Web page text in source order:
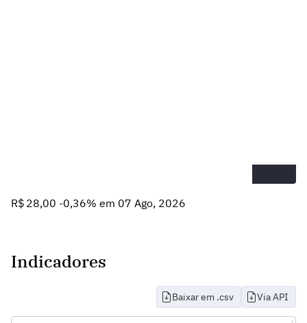
R$ 28,00 -0,36% em 07 Ago, 2026
Indicadores
Baixar em .csv Via API